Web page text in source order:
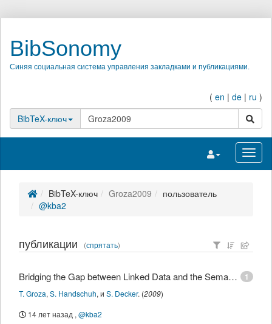
BibSonomy
Синяя социальная система управления закладками и публикациями.
( en | de | ru )
BibTeX-ключ
поиск
Переключить
BibTeX-ключ Groza2009
пользователь
@kba2
публикации (спрятать)
1
Bridging the Gap between Linked Data and the Semantic Desktop
T. Groza, S. Handschuh, и S. Decker. (2009)
14 лет назад , @kba2